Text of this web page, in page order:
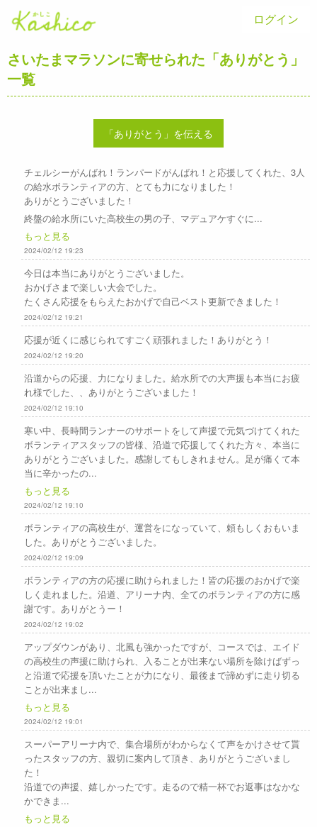
ログイン
さいたまマラソンに寄せられた「ありがとう」
一覧
「ありがとう」を伝える
チェルシーがんばれ！ランパードがんばれ！と応援してくれた、3人
の給水ボランティアの方、とても力になりました！
ありがとうございました！
終盤の給水所にいた高校生の男の子、マデュアケすぐに...
もっと見る
2024/02/12 19:23
今日は本当にありがとうございました。
おかげさまで楽しい大会でした。
たくさん応援をもらえたおかげで自己ベスト更新できました！
2024/02/12 19:21
応援が近くに感じられてすごく頑張れました！ありがとう！
2024/02/12 19:20
沿道からの応援、力になりました。給水所での大声援も本当にお疲
れ様でした、、ありがとうございました！
2024/02/12 19:10
寒い中、長時間ランナーのサポートをして声援で元気づけてくれた
ボランティアスタッフの皆様、沿道で応援してくれた方々、本当に
ありがとうございました。感謝してもしきれません。足が痛くて本
当に辛かったの...
もっと見る
2024/02/12 19:10
ボランティアの高校生が、運営をになっていて、頼もしくおもいま
した。ありがとうございました。
2024/02/12 19:09
ボランティアの方の応援に助けられました！皆の応援のおかげで楽
しく走れました。沿道、アリーナ内、全てのボランティアの方に感
謝です。ありがとうー！
2024/02/12 19:02
アップダウンがあり、北風も強かったですが、コースでは、エイド
の高校生の声援に助けられ、入ることが出来ない場所を除けばずっ
と沿道で応援を頂いたことが力になり、最後まで諦めずに走り切る
ことが出来まし...
もっと見る
2024/02/12 19:01
スーパーアリーナ内で、集合場所がわからなくて声をかけさせて貰
ったスタッフの方、親切に案内して頂き、ありがとうございまし
た！
沿道での声援、嬉しかったです。走るので精一杯でお返事はなかな
かできま...
もっと見る